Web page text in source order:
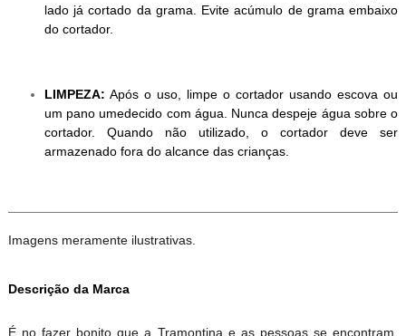
lado já cortado da grama. Evite acúmulo de grama embaixo
do cortador.
LIMPEZA: Após o uso, limpe o cortador usando escova ou
um pano umedecido com água. Nunca despeje água sobre o
cortador. Quando não utilizado, o cortador deve ser
armazenado fora do alcance das crianças.
Imagens meramente ilustrativas.
Descrição da Marca
É no fazer bonito que a Tramontina e as pessoas se encontram.